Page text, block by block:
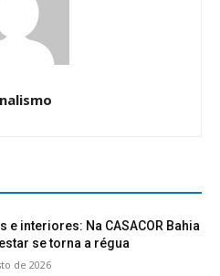
e interiores: Na CASACOR Bahia
se torna a régua
de 2026